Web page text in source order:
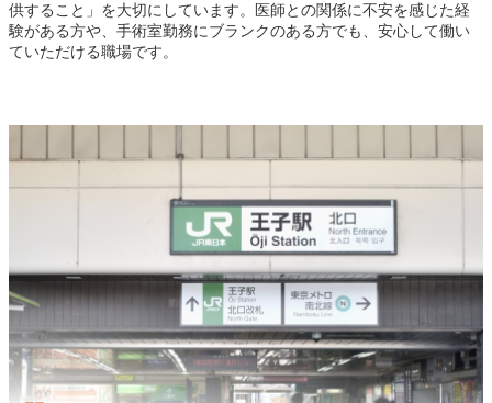
供すること」を大切にしています。医師との関係に不安を感じた経
験がある方や、手術室勤務にブランクのある方でも、安心して働い
ていただける職場です。